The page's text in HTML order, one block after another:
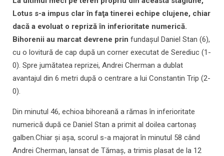
Lotus s-a impus clar în faţa tinerei echipe clujene, chiar
dacă a evoluat o repriză în inferioritate numerică.
Bihorenii au marcat devrene prin fundașul Daniel Stan (6),
cu o lovitură de cap după un corner executat de Serediuc (1-
0). Spre jumătatea reprizei, Andrei Cherman a dublat
avantajul din 6 metri după o centrare a lui Constantin Trip (2-
0).
Din minutul 46, echioa bihoreană a rămas în inferioritate
numerică după ce Daniel Stan a primit al doilea cartonaș
galben.Chiar şi aşa, scorul s-a majorat în minutul 58 când
Andrei Cherman, lansat de Tămaş, a trimis plasat de la 12